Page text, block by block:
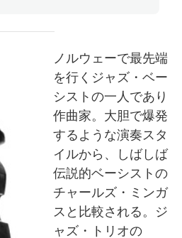
ノルウェーで最先端
を行くジャズ・ベー
シストの一人であり
作曲家。大胆で爆発
するような演奏スタ
イルから、しばしば
伝説的ベーシストの
チャールズ・ミンガ
スと比較される。ジ
ャズ・トリオの